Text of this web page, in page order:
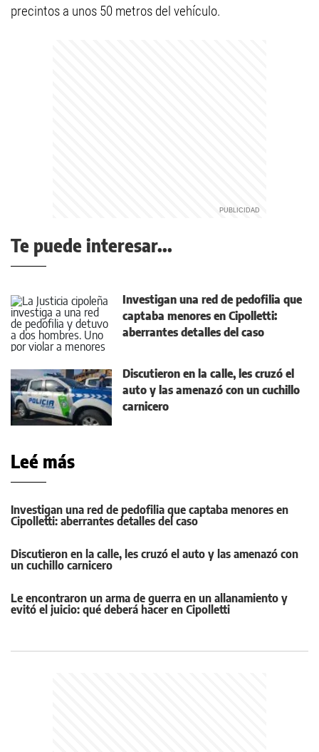
precintos a unos 50 metros del vehículo.
Te puede interesar...
Investigan una red de pedofilia que
captaba menores en Cipolletti:
aberrantes detalles del caso
Discutieron en la calle, les cruzó el
auto y las amenazó con un cuchillo
carnicero
Leé más
Investigan una red de pedofilia que captaba menores en
Cipolletti: aberrantes detalles del caso
Discutieron en la calle, les cruzó el auto y las amenazó con
un cuchillo carnicero
Le encontraron un arma de guerra en un allanamiento y
evitó el juicio: qué deberá hacer en Cipolletti